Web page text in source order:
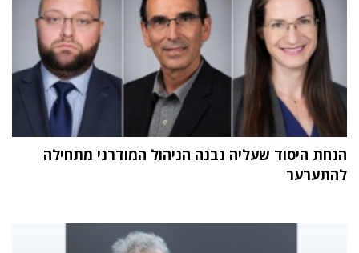
הנחת היסוד שעליה נבנה הניהול המודרני מתחילה
להתערער